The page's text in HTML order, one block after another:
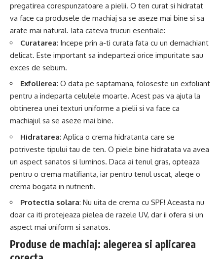
pregatirea corespunzatoare a pielii. O ten curat si hidratat
va face ca produsele de machiaj sa se aseze mai bine si sa
arate mai natural. Iata cateva trucuri esentiale:
Curatarea: Incepe prin a-ti curata fata cu un demachiant
delicat. Este important sa indepartezi orice impuritate sau
exces de sebum.
Exfolierea: O data pe saptamana, foloseste un exfoliant
pentru a indeparta celulele moarte. Acest pas va ajuta la
obtinerea unei texturi uniforme a pielii si va face ca
machiajul sa se aseze mai bine.
Hidratarea: Aplica o crema hidratanta care se
potriveste tipului tau de ten. O piele bine hidratata va avea
un aspect sanatos si luminos. Daca ai tenul gras, opteaza
pentru o crema matifianta, iar pentru tenul uscat, alege o
crema bogata in nutrienti.
Protectia solara: Nu uita de crema cu SPF! Aceasta nu
doar ca iti protejeaza pielea de razele UV, dar ii ofera si un
aspect mai uniform si sanatos.
Produse de machiaj: alegerea si aplicarea